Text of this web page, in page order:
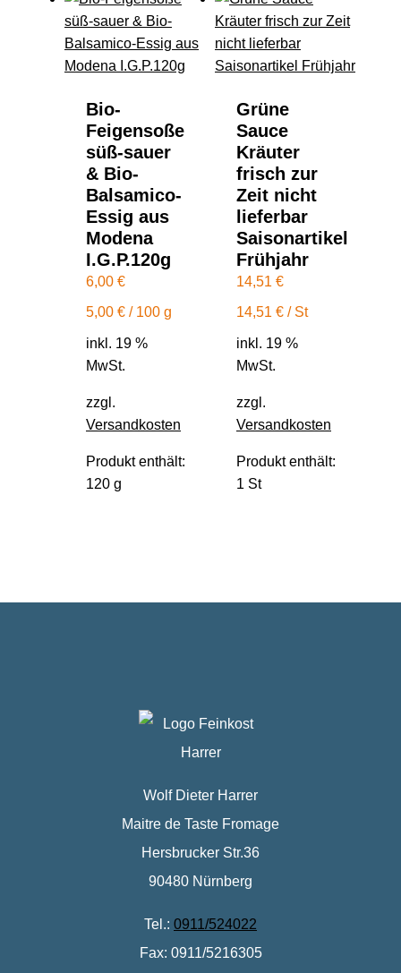
Bio-
Feigensoße
süß-sauer
& Bio-
Balsamico-
Essig aus
Modena
I.G.P.120g
6,00 €
5,00 € / 100 g
inkl. 19 %
MwSt.
zzgl.
Versandkosten
Produkt enthält:
120 g
Grüne
Sauce
Kräuter
frisch zur
Zeit nicht
lieferbar
Saisonartikel
Frühjahr
14,51 €
14,51 € / St
inkl. 19 %
MwSt.
zzgl.
Versandkosten
Produkt enthält:
1 St
Wolf Dieter Harrer
Maitre de Taste Fromage
Hersbrucker Str.36
90480 Nürnberg
Tel.: 0911/524022
Fax: 0911/5216305